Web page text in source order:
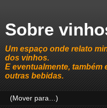
Sobre
Um espaço onde relato
dos vinhos.
E eventualmente, também
outras bebidas.